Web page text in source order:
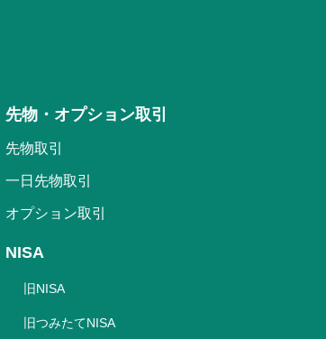
先物・オプション取引
先物取引
一日先物取引
オプション取引
NISA
旧NISA
旧つみたてNISA